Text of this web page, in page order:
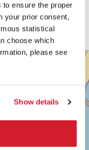
ensure the proper
your prior consent,
statistical
choose which
please see
Show details